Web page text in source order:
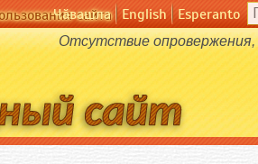
сайта
Чӑвашла English Esperanto
Отсутствие опровержения,